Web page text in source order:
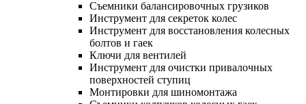
Съемники балансировочных грузиков
Инструмент для секреток колес
Инструмент для восстановления колесных
болтов и гаек
Ключи для вентилей
Инструмент для очистки привалочных
поверхностей ступиц
Монтировки для шиномонтажа